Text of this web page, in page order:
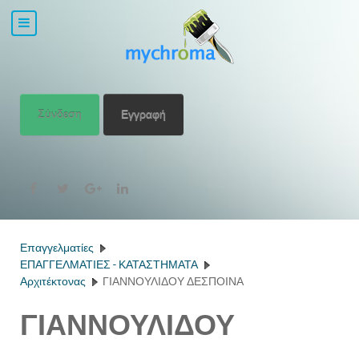
Σύνδεση Εγγραφή
Επαγγελματίες
ΕΠΑΓΓΕΛΜΑΤΙΕΣ - ΚΑΤΑΣΤΗΜΑΤΑ
Αρχιτέκτονας
ΓΙΑΝΝΟΥΛΙΔΟΥ ΔΕΣΠΟΙΝΑ
ΓΙΑΝΝΟΥΛΙΔΟΥ